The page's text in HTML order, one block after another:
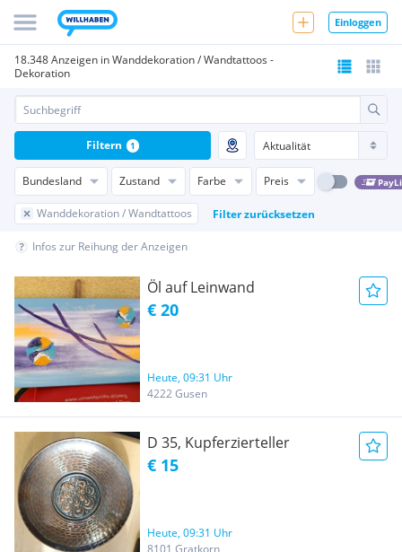
Einloggen
18.348 Anzeigen in Wanddekoration / Wandtattoos -
Dekoration
Bundesland Zustand Farbe Preis
Wanddekoration / Wandtattoos Filter zurücksetzen
Filtern 1
Infos zur Reihung der Anzeigen
Öl auf Leinwand
€ 20
Heute, 09:31 Uhr
4222 Gusen
D 35, Kupferzierteller
€ 15
Heute, 09:31 Uhr
8101 Gratkorn